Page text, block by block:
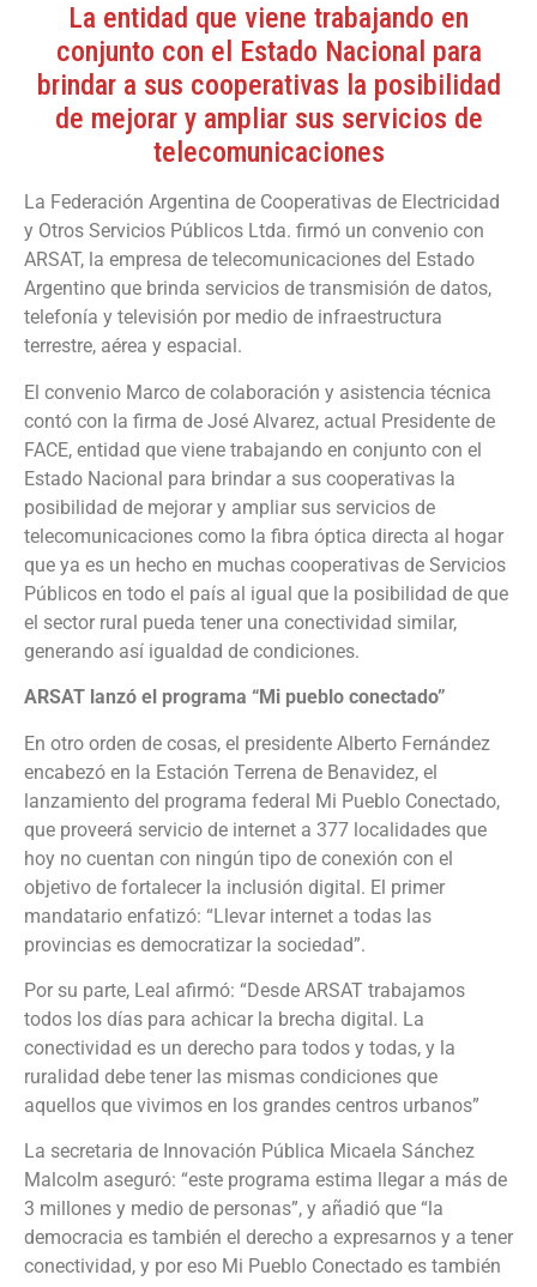
La entidad que viene trabajando en
conjunto con el Estado Nacional para
brindar a sus cooperativas la posibilidad
de mejorar y ampliar sus servicios de
telecomunicaciones
La Federación Argentina de Cooperativas de Electricidad
y Otros Servicios Públicos Ltda. firmó un convenio con
ARSAT, la empresa de telecomunicaciones del Estado
Argentino que brinda servicios de transmisión de datos,
telefonía y televisión por medio de infraestructura
terrestre, aérea y espacial.
El convenio Marco de colaboración y asistencia técnica
contó con la firma de José Alvarez, actual Presidente de
FACE, entidad que viene trabajando en conjunto con el
Estado Nacional para brindar a sus cooperativas la
posibilidad de mejorar y ampliar sus servicios de
telecomunicaciones como la fibra óptica directa al hogar
que ya es un hecho en muchas cooperativas de Servicios
Públicos en todo el país al igual que la posibilidad de que
el sector rural pueda tener una conectividad similar,
generando así igualdad de condiciones.
ARSAT lanzó el programa “Mi pueblo conectado”
En otro orden de cosas, el presidente Alberto Fernández
encabezó en la Estación Terrena de Benavidez, el
lanzamiento del programa federal Mi Pueblo Conectado,
que proveerá servicio de internet a 377 localidades que
hoy no cuentan con ningún tipo de conexión con el
objetivo de fortalecer la inclusión digital. El primer
mandatario enfatizó: “Llevar internet a todas las
provincias es democratizar la sociedad”.
Por su parte, Leal afirmó: “Desde ARSAT trabajamos
todos los días para achicar la brecha digital. La
conectividad es un derecho para todos y todas, y la
ruralidad debe tener las mismas condiciones que
aquellos que vivimos en los grandes centros urbanos”
La secretaria de Innovación Pública Micaela Sánchez
Malcolm aseguró: “este programa estima llegar a más de
3 millones y medio de personas”, y añadió que “la
democracia es también el derecho a expresarnos y a tener
conectividad, y por eso Mi Pueblo Conectado es también